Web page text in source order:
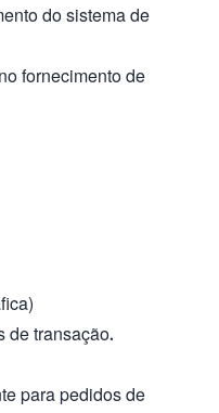
do sistema de
fornecimento de
de transação.
para pedidos de